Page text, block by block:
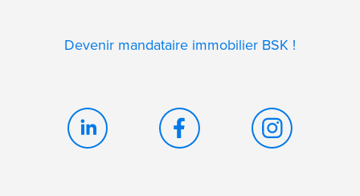
Devenir mandataire immobilier BSK !